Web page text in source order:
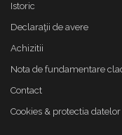
Istoric
Declaraţii de avere
Achizitii
Nota de fundamentare
Contact
Cookies & protectia datelor